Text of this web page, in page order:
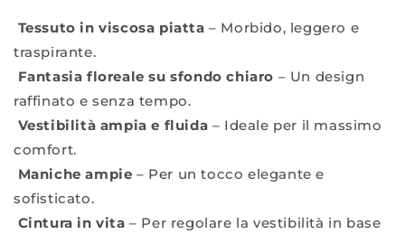
Tessuto in viscosa piatta – Morbido, leggero e
traspirante.
Fantasia floreale su sfondo chiaro – Un design
raffinato e senza tempo.
Vestibilità ampia e fluida – Ideale per il massimo
comfort.
Maniche ampie – Per un tocco elegante e
sofisticato.
Cintura in vita – Per regolare la vestibilità in base